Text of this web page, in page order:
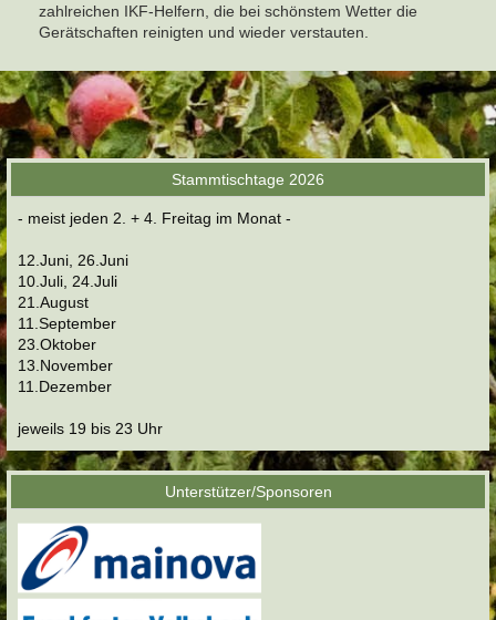
zahlreichen IKF-Helfern, die bei schönstem Wetter die
Gerätschaften reinigten und wieder verstauten.
Stammtischtage 2026
- meist jeden 2. + 4. Freitag im Monat -
12.Juni, 26.Juni
10.Juli, 24.Juli
21.August
11.September
23.Oktober
13.November
11.Dezember
jeweils 19 bis 23 Uhr
Unterstützer/Sponsoren